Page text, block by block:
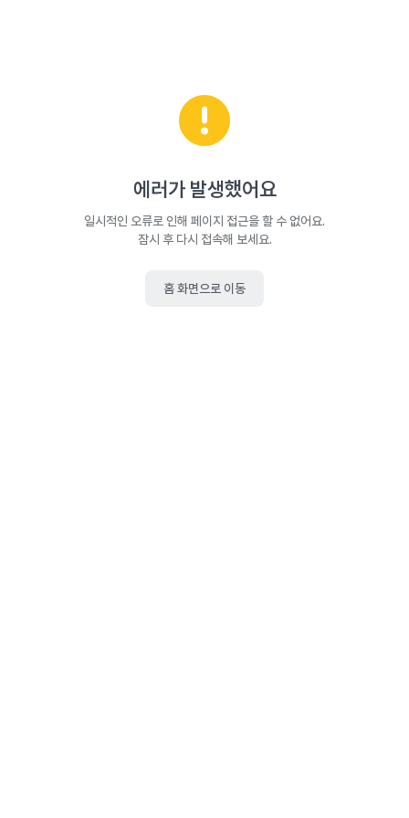
에러가 발생했어요
일시적인 오류로 인해 페이지 접근을 할 수 없어요.
잠시 후 다시 접속해 보세요.
홈 화면으로 이동